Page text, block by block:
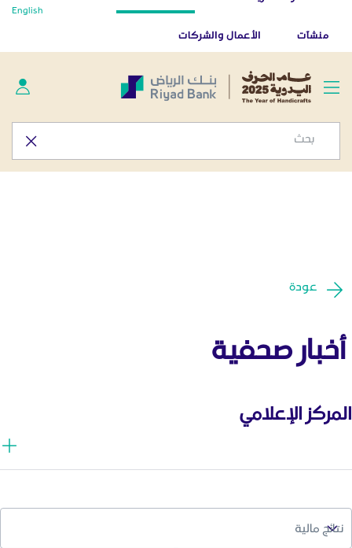
أخبار صحفية - المركز الإعلامي
تطبيق بنك الرياض
منشآت الأعمال والشركات
English
عودة
أخبار صحفية
المركز الإعلامي